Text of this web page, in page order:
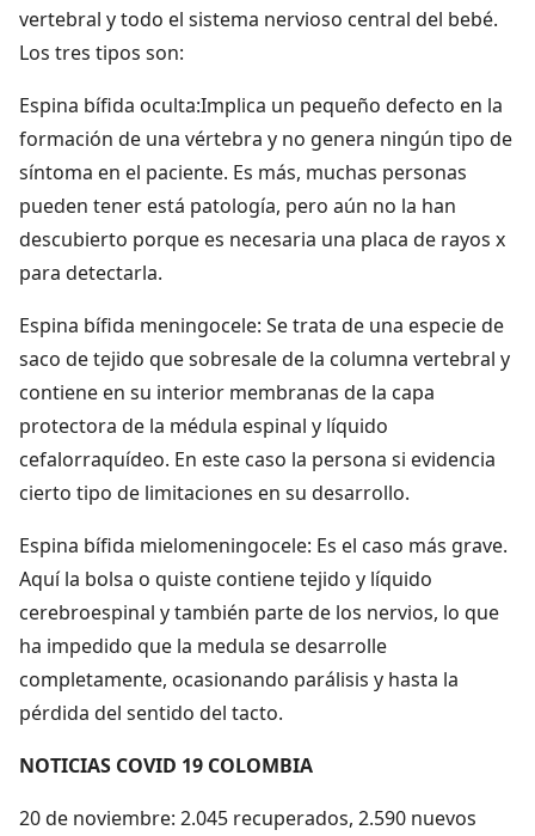
vertebral y todo el sistema nervioso central del bebé.
Los tres tipos son:
Espina bífida oculta:Implica un pequeño defecto en la
formación de una vértebra y no genera ningún tipo de
síntoma en el paciente. Es más, muchas personas
pueden tener está patología, pero aún no la han
descubierto porque es necesaria una placa de rayos x
para detectarla.
Espina bífida meningocele: Se trata de una especie de
saco de tejido que sobresale de la columna vertebral y
contiene en su interior membranas de la capa
protectora de la médula espinal y líquido
cefalorraquídeo. En este caso la persona si evidencia
cierto tipo de limitaciones en su desarrollo.
Espina bífida mielomeningocele: Es el caso más grave.
Aquí la bolsa o quiste contiene tejido y líquido
cerebroespinal y también parte de los nervios, lo que
ha impedido que la medula se desarrolle
completamente, ocasionando parálisis y hasta la
pérdida del sentido del tacto.
NOTICIAS COVID 19 COLOMBIA
20 de noviembre: 2.045 recuperados, 2.590 nuevos